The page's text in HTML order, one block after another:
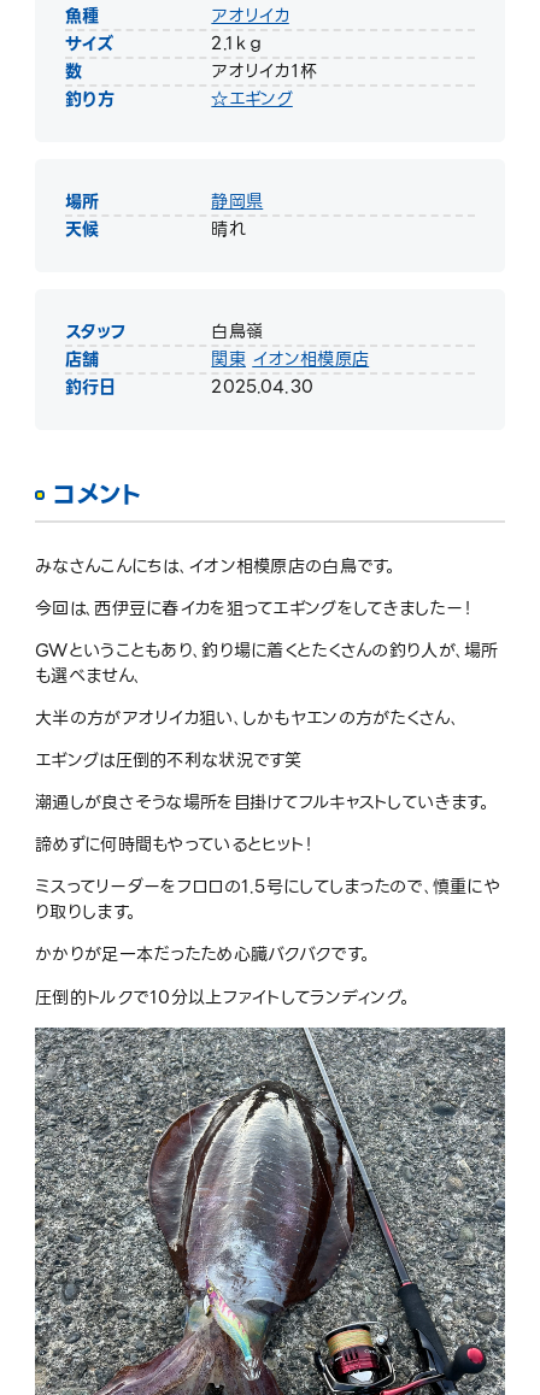
魚種
アオリイカ
サイズ
2.1ｋｇ
数
アオリイカ１杯
釣り方
☆エギング
場所
静岡県
天候
晴れ
スタッフ
白鳥嶺
店舗
関東 イオン相模原店
釣行日
2025.04.30
コメント
みなさんこんにちは､イオン相模原店の白鳥です。
今回は､西伊豆に春イカを狙ってエギングをしてきましたー！
GWということもあり､釣り場に着くとたくさんの釣り人が､場所
も選べません､
大半の方がアオリイカ狙い､しかもヤエンの方がたくさん､
エギングは圧倒的不利な状況です笑
潮通しが良さそうな場所を目掛けてフルキャストしていきます。
諦めずに何時間もやっているとヒット！
ミスってリーダーをフロロの1.5号にしてしまったので､慎重にや
り取りします。
かかりが足一本だったため心臓バクバクです。
圧倒的トルクで10分以上ファイトしてランディング。